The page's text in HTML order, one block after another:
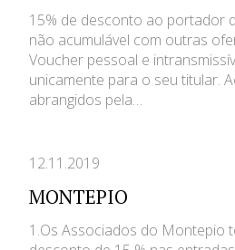
15% de desconto ao portador
não acumulável com outras
Voucher pessoal e
unicamente para o seu titular.
abrangidos pela…
12.11.2019
MONTEPIO
1.Os Associados do Montepio